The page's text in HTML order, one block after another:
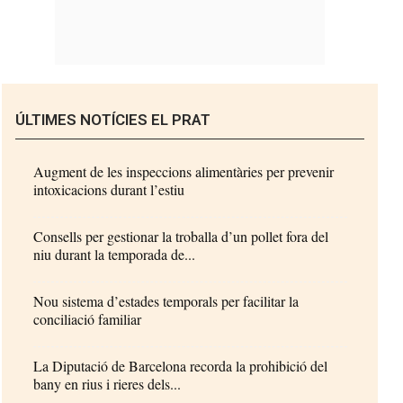
ÚLTIMES NOTÍCIES EL PRAT
Augment de les inspeccions alimentàries per prevenir
intoxicacions durant l’estiu
Consells per gestionar la troballa d’un pollet fora del
niu durant la temporada de...
Nou sistema d’estades temporals per facilitar la
conciliació familiar
La Diputació de Barcelona recorda la prohibició del
bany en rius i rieres dels...